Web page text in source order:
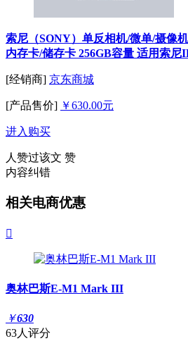
索尼（SONY）单反相机/微单/摄像
内存卡/储存卡 256GB容量 适用索尼
[经销商] 京东商城
[产品售价] ￥630.00元
进入购买
人赞过该文 赞
内容纠错
相关电商优惠

奥林巴斯E-M1 Mark III
￥630
63人评分